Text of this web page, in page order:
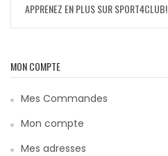
APPRENEZ EN PLUS SUR SPORT4CLUB!
MON COMPTE
Mes Commandes
Mon compte
Mes adresses